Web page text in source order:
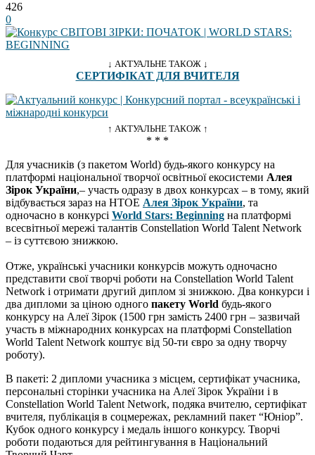
426
0
↓ АКТУАЛЬНЕ ТАКОЖ ↓
СЕРТИФІКАТ ДЛЯ ВЧИТЕЛЯ
↑ АКТУАЛЬНЕ ТАКОЖ ↑
* * *
Для учасників (з пакетом World) будь-якого конкурсу на
платформі національної творчої освітньої екосистеми Алея
Зірок України,– участь одразу в двох конкурсах – в тому, який
відбувається зараз на НТОЕ Алея Зірок України, та
одночасно в конкурсі World Stars: Beginning на платформі
всесвітньої мережі талантів Constellation World Talent Network
– із суттєвою знижкою.
Отже, українські учасники конкурсів можуть одночасно
представити свої творчі роботи на Constellation World Talent
Network і отримати другий диплом зі знижкою. Два конкурси і
два дипломи за ціною одного пакету World будь-якого
конкурсу на Алеї Зірок (1500 грн замість 2400 грн – зазвичай
участь в міжнародних конкурсах на платформі Constellation
World Talent Network коштує від 50-ти євро за одну творчу
роботу).
В пакеті: 2 дипломи учасника з місцем, сертифікат учасника,
персональні сторінки учасника на Алеї Зірок України і в
Constellation World Talent Network, подяка вчителю, сертифікат
вчителя, публікація в соцмережах, рекламний пакет “Юніор”.
Кубок одного конкурсу і медаль іншого конкурсу. Творчі
роботи подаються для рейтингування в Національний